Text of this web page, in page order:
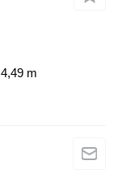
4,49 m